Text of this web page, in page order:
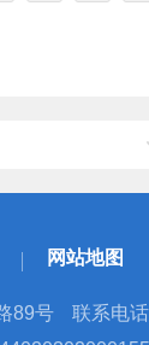
网站地图
89号 联系电